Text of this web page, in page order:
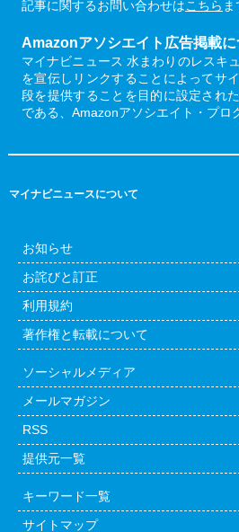
記事に関するお問い合わせはこちら ま
Amazonアソシエイト広告掲載に
マイナビニュース 水まわりのレスキ
を宣伝しリンクすることによってサ
段を提供することを目的に設定され
である、Amazonアソシエイト・プロ
マイナビニュースについて
お知らせ
お詫びと訂正
利用規約
著作権と転載について
ソーシャルメディア
メールマガジン
RSS
提供元一覧
キーワード一覧
サイトマップ